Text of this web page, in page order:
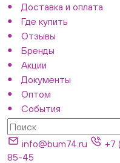
Доставка и оплата
Где купить
Отзывы
Бренды
Акции
Документы
Оптом
События
info@bum74.ru +7
85-45